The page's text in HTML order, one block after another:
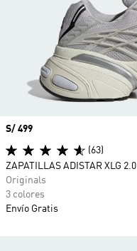
Precio
S/ 499
(63)
ZAPATILLAS ADISTAR XLG 2.0
Originals
3 colores
Envío Gratis